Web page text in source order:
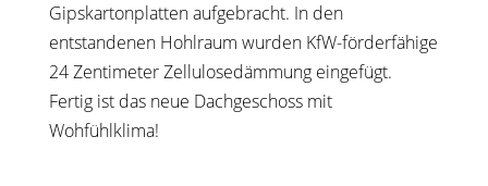
Gipskartonplatten aufgebracht. In den
entstandenen Hohlraum wurden KfW-förderfähige
24 Zentimeter Zellulosedämmung eingefügt.
Fertig ist das neue Dachgeschoss mit
Wohfühlklima!